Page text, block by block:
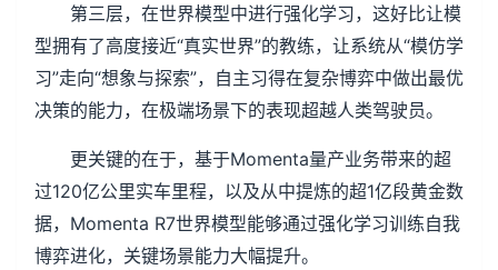
第三层，在世界模型中进行强化学习，这好比让模
型拥有了高度接近“真实世界”的教练，让系统从“模仿学
习”走向“想象与探索”，自主习得在复杂博弈中做出最优
决策的能力，在极端场景下的表现超越人类驾驶员。
更关键的在于，基于Momenta量产业务带来的超
过120亿公里实车里程，以及从中提炼的超1亿段黄金数
据，Momenta R7世界模型能够通过强化学习训练自我
博弈进化，关键场景能力大幅提升。